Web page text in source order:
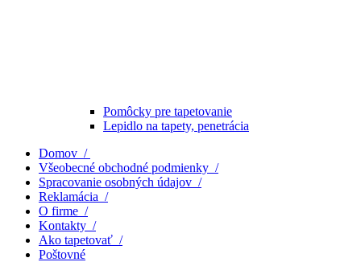
Pomôcky pre tapetovanie
Lepidlo na tapety, penetrácia
Domov /
Všeobecné obchodné podmienky /
Spracovanie osobných údajov /
Reklamácia /
O firme /
Kontakty /
Ako tapetovať /
Poštovné